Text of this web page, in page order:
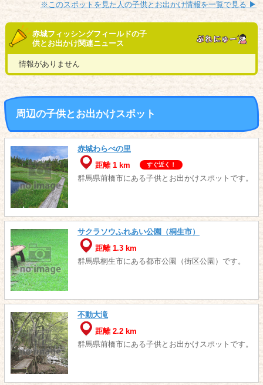
※このスポットを見た人の子供とお出かけ情報を一覧で見る ▶︎
赤城フィッシングフィールドの子
供とお出かけ関連ニュース
情報がありません
周辺の子供とお出かけスポット
赤城わらべの里
距離 1 km
すぐ近く！
群馬県前橋市にある子供とお出かけスポットです。
サクラソウふれあい公園（桐生市）
距離 1.3 km
群馬県桐生市にある都市公園（街区公園）です。
不動大滝
距離 2.2 km
群馬県前橋市にある子供とお出かけスポットです。